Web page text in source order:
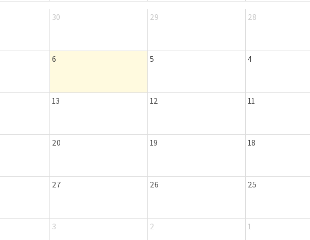
28
29
30
4
5
6
11
12
13
18
19
20
25
26
27
1
2
3